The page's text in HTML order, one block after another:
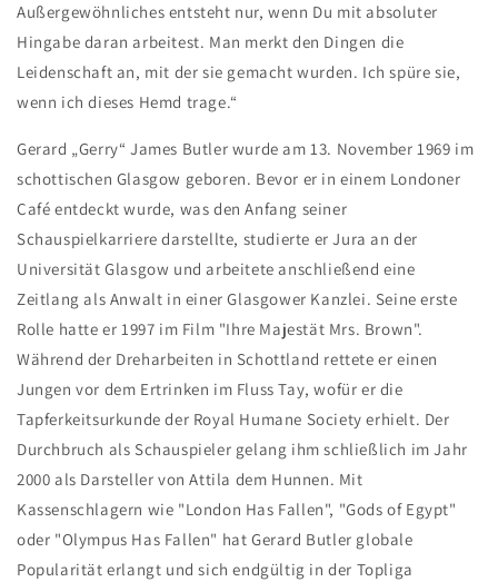
Außergewöhnliches entsteht nur, wenn Du mit absoluter
Hingabe daran arbeitest. Man merkt den Dingen die
Leidenschaft an, mit der sie gemacht wurden. Ich spüre sie,
wenn ich dieses Hemd trage.“
Gerard „Gerry“ James Butler wurde am 13. November 1969 im
schottischen Glasgow geboren. Bevor er in einem Londoner
Café entdeckt wurde, was den Anfang seiner
Schauspielkarriere darstellte, studierte er Jura an der
Universität Glasgow und arbeitete anschließend eine
Zeitlang als Anwalt in einer Glasgower Kanzlei. Seine erste
Rolle hatte er 1997 im Film "Ihre Majestät Mrs. Brown".
Während der Dreharbeiten in Schottland rettete er einen
Jungen vor dem Ertrinken im Fluss Tay, wofür er die
Tapferkeitsurkunde der Royal Humane Society erhielt. Der
Durchbruch als Schauspieler gelang ihm schließlich im Jahr
2000 als Darsteller von Attila dem Hunnen. Mit
Kassenschlagern wie "London Has Fallen", "Gods of Egypt"
oder "Olympus Has Fallen" hat Gerard Butler globale
Popularität erlangt und sich endgültig in der Topliga